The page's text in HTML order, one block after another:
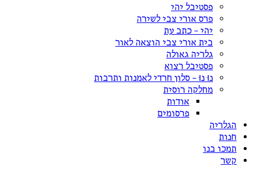
פסטיבל יהי
פרס אורי צבי לשירה
יהי – כתב עת
בית אורי צבי הוצאה לאור
גלריה גאולה
פסטיבל רצוא
נוּ נוּ – סלון חרדי לאמנות ותרבות
מחלקה רוסית
אודות
פרסומים
הגלריה
חנות
תמכו בנו
קשר